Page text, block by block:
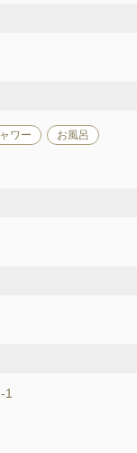
ワー お風呂
1